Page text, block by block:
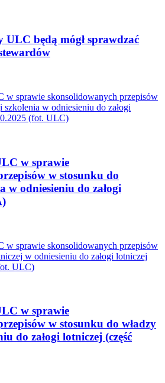
będą mógł sprawdzać
w sprawie
w stosunku do
w odniesieniu do załogi
w sprawie
w stosunku do władzy
do załogi lotniczej (część